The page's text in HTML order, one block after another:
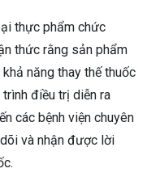
thực phẩm chức
thức rằng sản phẩm
năng thay thế thuốc
điều trị diễn ra
các bệnh viện chuyên
và nhận được lời